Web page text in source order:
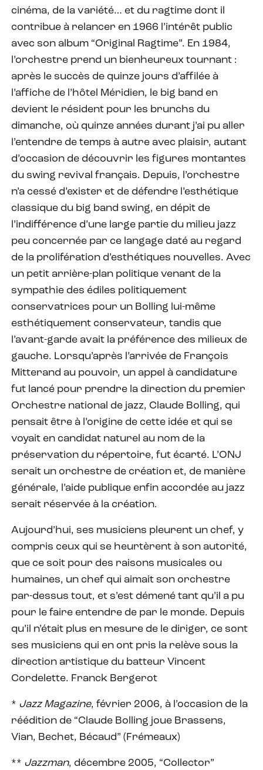
cinéma, de la variété… et du ragtime dont il
contribue à relancer en 1966 l’intérêt public
avec son album “Original Ragtime”. En 1984,
l’orchestre prend un bienheureux tournant :
après le succès de quinze jours d’affilée à
l’affiche de l’hôtel Méridien, le big band en
devient le résident pour les brunchs du
dimanche, où quinze années durant j’ai pu aller
l’entendre de temps à autre avec plaisir, autant
d’occasion de découvrir les figures montantes
du swing revival français. Depuis, l’orchestre
n’a cessé d’exister et de défendre l’esthétique
classique du big band swing, en dépit de
l’indifférence d’une large partie du milieu jazz
peu concernée par ce langage daté au regard
de la prolifération d’esthétiques nouvelles. Avec
un petit arrière-plan politique venant de la
sympathie des édiles politiquement
conservatrices pour un Bolling lui-même
esthétiquement conservateur, tandis que
l’avant-garde avait la préférence des milieux de
gauche. Lorsqu’après l’arrivée de François
Mitterand au pouvoir, un appel à candidature
fut lancé pour prendre la direction du premier
Orchestre national de jazz, Claude Bolling, qui
pensait être à l’origine de cette idée et qui se
voyait en candidat naturel au nom de la
préservation du répertoire, fut écarté. L’ONJ
serait un orchestre de création et, de manière
générale, l’aide publique enfin accordée au jazz
serait réservée à la création.
Aujourd’hui, ses musiciens pleurent un chef, y
compris ceux qui se heurtèrent à son autorité,
que ce soit pour des raisons musicales ou
humaines, un chef qui aimait son orchestre
par-dessus tout, et s’est démené tant qu’il a pu
pour le faire entendre de par le monde. Depuis
qu’il n’était plus en mesure de le diriger, ce sont
ses musiciens qui en ont pris la relève sous la
direction artistique du batteur Vincent
Cordelette. Franck Bergerot
* Jazz Magazine, février 2006, à l’occasion de la
réédition de “Claude Bolling joue Brassens,
Vian, Bechet, Bécaud” (Frémeaux)
** Jazzman, décembre 2005, “Collector”